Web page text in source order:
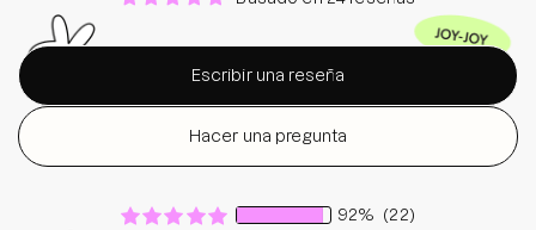
Escribir una reseña
Hacer una pregunta
92% (22)